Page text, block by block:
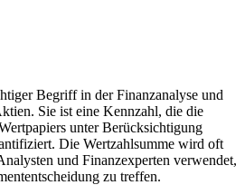
Begriff in der Finanzanalyse und
Sie ist eine Kennzahl, die die
unter Berücksichtigung
Die Wertzahlsumme wird oft
und Finanzexperten verwendet,
zu treffen.